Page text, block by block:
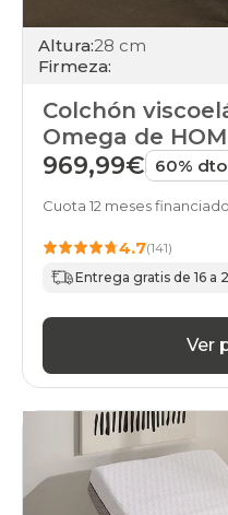
Altura:28 cm
Firmeza:
Colchón
Omega de
969,99€ 60%
Cuota 12 meses
4.7(141)
Entrega gratis de 16 a
Ver